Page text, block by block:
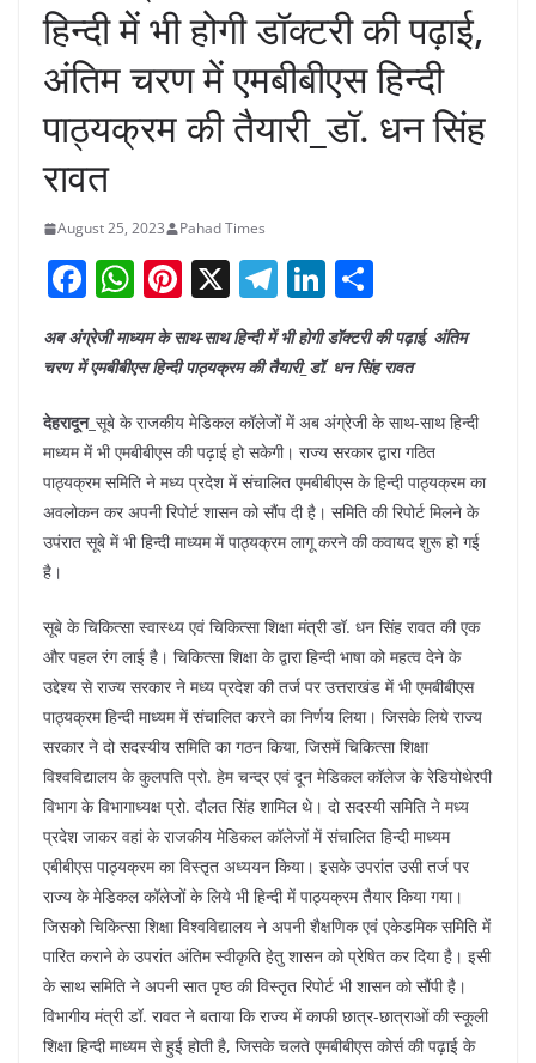
हिन्दी में भी होगी डॉक्टरी की पढ़ाई,
अंतिम चरण में एमबीबीएस हिन्दी
पाठ्यक्रम की तैयारी_डॉ. धन सिंह
रावत
August 25, 2023 Pahad Times
F
a
c
e
b
o
o
k
W
at
s
A
p
p
Pi
er
e
st
X T
el
e
gr
a
m
Li
n
k
dI
n
h
ar
अब अंग्रेजी माध्यम के साथ-साथ हिन्दी में भी होगी डॉक्टरी की पढ़ाई, अंतिम
चरण में एमबीबीएस हिन्दी पाठ्यक्रम की तैयारी_डॉ. धन सिंह रावत
देहरादून_ सूबे के राजकीय मेडिकल कॉलेजों में अब अंग्रेजी के साथ-साथ हिन्दी
माध्यम में भी एमबीबीएस की पढ़ाई हो सकेगी। राज्य सरकार द्वारा गठित
पाठ्यक्रम समिति ने मध्य प्रदेश में संचालित एमबीबीएस के हिन्दी पाठ्यक्रम का
अवलोकन कर अपनी रिपोर्ट शासन को सौंप दी है। समिति की रिपोर्ट मिलने के
उपंरात सूबे में भी हिन्दी माध्यम में पाठ्यक्रम लागू करने की कवायद शुरू हो गई
है।
सूबे के चिकित्सा स्वास्थ्य एवं चिकित्सा शिक्षा मंत्री डॉ. धन सिंह रावत की एक
और पहल रंग लाई है। चिकित्सा शिक्षा के द्वारा हिन्दी भाषा को महत्व देने के
उद्देश्य से राज्य सरकार ने मध्य प्रदेश की तर्ज पर उत्तराखंड में भी एमबीबीएस
पाठ्यक्रम हिन्दी माध्यम में संचालित करने का निर्णय लिया। जिसके लिये राज्य
सरकार ने दो सदस्यीय समिति का गठन किया, जिसमें चिकित्सा शिक्षा
विश्वविद्यालय के कुलपति प्रो. हेम चन्द्र एवं दून मेडिकल कॉलेज के रेडियोथेरपी
विभाग के विभागाध्यक्ष प्रो. दौलत सिंह शामिल थे। दो सदस्यी समिति ने मध्य
प्रदेश जाकर वहां के राजकीय मेडिकल कॉलेजों में संचालित हिन्दी माध्यम
एबीबीएस पाठ्यक्रम का विस्तृत अध्ययन किया। इसके उपरांत उसी तर्ज पर
राज्य के मेडिकल कॉलेजों के लिये भी हिन्दी में पाठ्यक्रम तैयार किया गया।
जिसको चिकित्सा शिक्षा विश्वविद्यालय ने अपनी शैक्षणिक एवं एकेडमिक समिति में
पारित कराने के उपरांत अंतिम स्वीकृति हेतु शासन को प्रेषित कर दिया है। इसी
के साथ समिति ने अपनी सात पृष्ठ की विस्तृत रिपोर्ट भी शासन को सौंपी है।
विभागीय मंत्री डॉ. रावत ने बताया कि राज्य में काफी छात्र-छात्राओं की स्कूली
शिक्षा हिन्दी माध्यम से हुई होती है, जिसके चलते एमबीबीएस कोर्स की पढ़ाई के